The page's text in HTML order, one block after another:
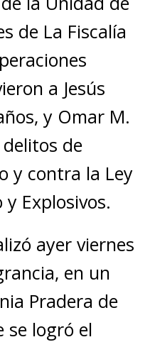
de La Fiscalía
a Jesús
y Omar M.
de
y contra la Ley
Explosivos.
ayer viernes
en un
Pradera de
se logró el